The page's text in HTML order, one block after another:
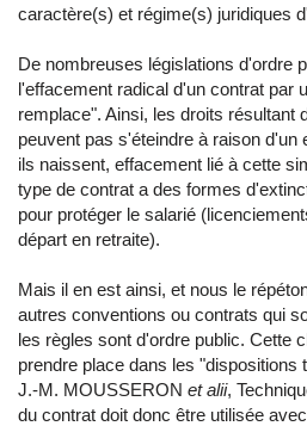
caractère(s) et régime(s) juridiques
De nombreuses législations d'ordre
l'effacement radical d'un contrat par
remplace". Ainsi, les droits résultant
peuvent pas s'éteindre à raison d'un
ils naissent, effacement lié à cette
type de contrat a des formes
pour protéger le salarié
départ en retraite).
Mais il en est ainsi, et nous le
autres conventions ou contrats qui
les règles sont d'ordre public. Cette
prendre place dans les "dispositions
J.-M. MOUSSERON et alii,
du contrat doit donc être utilisée